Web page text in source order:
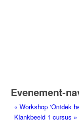
Evenement-
« Workshop ‘Ontdek
Klankbeeld 1 cursus »